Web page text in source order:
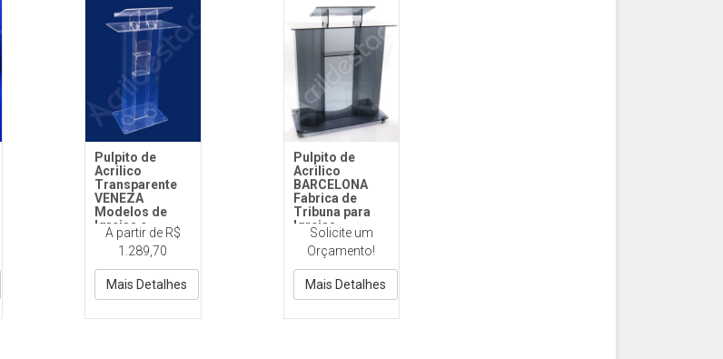
Pulpito de
Acrilico
Transparente
VENEZA
Modelos de
Igrejas e
Eventos
PP120 Veneza
Cristal com Porta
Blibia
A partir de R$
1.289,70
Mais Detalhes
Pulpito de
Acrilico
BARCELONA
Fabrica de
Tribuna para
Igrejas
PP138 Barcelona
Colorido
Solicite um
Orçamento!
Mais Detalhes